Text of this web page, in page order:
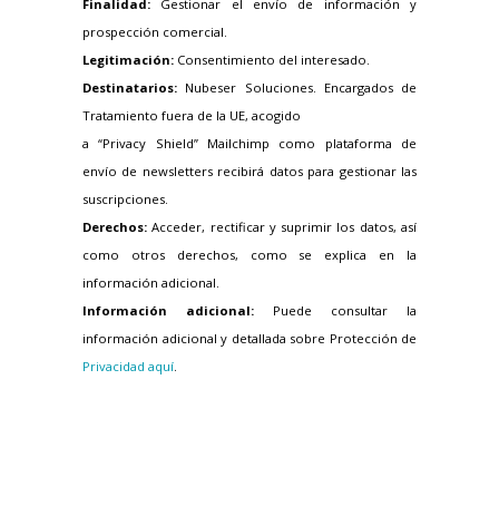
Finalidad: Gestionar el envío de información y
prospección comercial.
Legitimación: Consentimiento del interesado.
Destinatarios: Nubeser Soluciones. Encargados de
Tratamiento fuera de la UE, acogido
a “Privacy Shield” Mailchimp como plataforma de
envío de newsletters recibirá datos para gestionar las
suscripciones.
Derechos: Acceder, rectificar y suprimir los datos, así
como otros derechos, como se explica en la
información adicional.
Información adicional: Puede consultar la
información adicional y detallada sobre Protección de
Privacidad aquí.